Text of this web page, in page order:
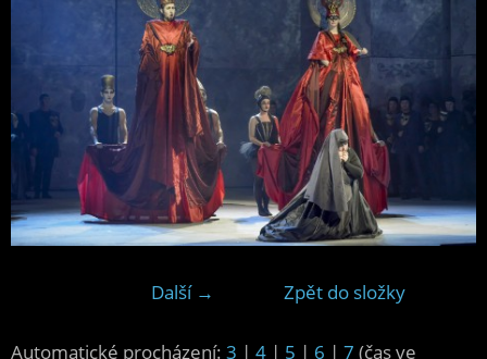
Další → Zpět do složky
Automatické procházení: 3 | 4 | 5 | 6 | 7 (čas ve